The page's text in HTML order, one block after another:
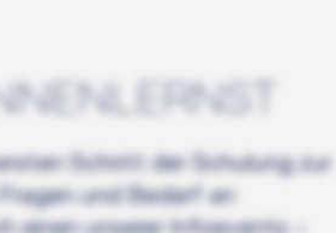
Schritt der Schulung zur
und Bedarf an